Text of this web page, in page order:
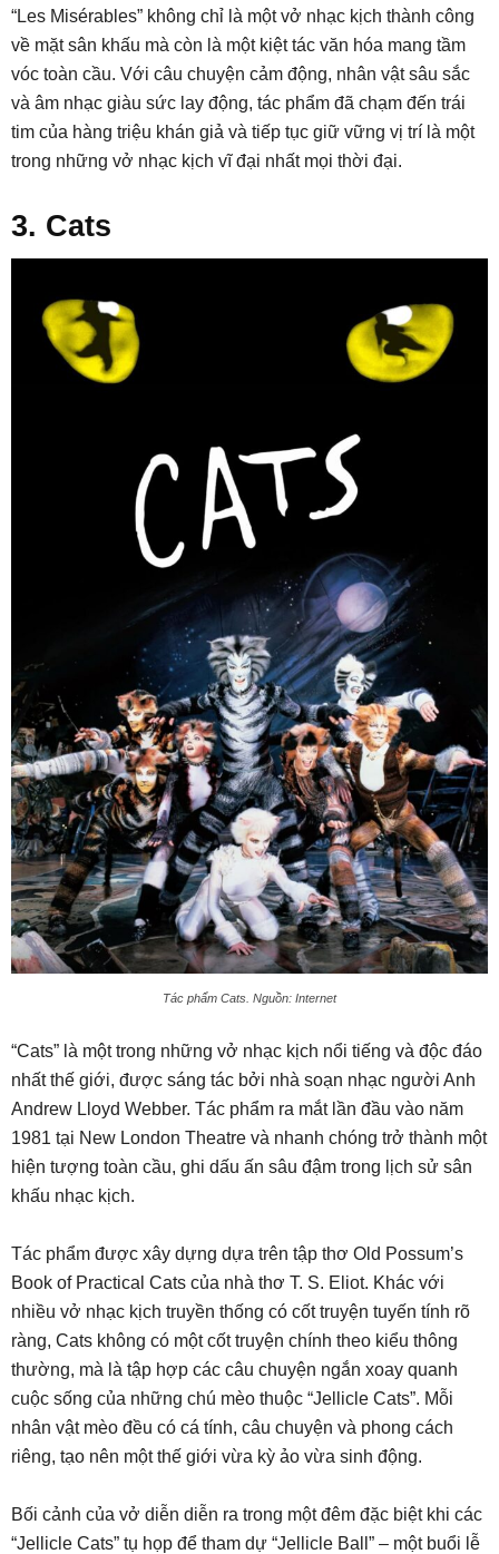
“Les Misérables” không chỉ là một vở nhạc kịch thành công
về mặt sân khấu mà còn là một kiệt tác văn hóa mang tầm
vóc toàn cầu. Với câu chuyện cảm động, nhân vật sâu sắc
và âm nhạc giàu sức lay động, tác phẩm đã chạm đến trái
tim của hàng triệu khán giả và tiếp tục giữ vững vị trí là một
trong những vở nhạc kịch vĩ đại nhất mọi thời đại.
3. Cats
Tác phẩm Cats. Nguồn: Internet
“Cats” là một trong những vở nhạc kịch nổi tiếng và độc đáo
nhất thế giới, được sáng tác bởi nhà soạn nhạc người Anh
Andrew Lloyd Webber. Tác phẩm ra mắt lần đầu vào năm
1981 tại New London Theatre và nhanh chóng trở thành một
hiện tượng toàn cầu, ghi dấu ấn sâu đậm trong lịch sử sân
khấu nhạc kịch.
Tác phẩm được xây dựng dựa trên tập thơ Old Possum’s
Book of Practical Cats của nhà thơ T. S. Eliot. Khác với
nhiều vở nhạc kịch truyền thống có cốt truyện tuyến tính rõ
ràng, Cats không có một cốt truyện chính theo kiểu thông
thường, mà là tập hợp các câu chuyện ngắn xoay quanh
cuộc sống của những chú mèo thuộc “Jellicle Cats”. Mỗi
nhân vật mèo đều có cá tính, câu chuyện và phong cách
riêng, tạo nên một thế giới vừa kỳ ảo vừa sinh động.
Bối cảnh của vở diễn diễn ra trong một đêm đặc biệt khi các
“Jellicle Cats” tụ họp để tham dự “Jellicle Ball” – một buổi lễ